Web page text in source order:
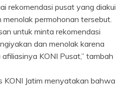
rekomendasi pusat yang diakui
menolak permohonan tersebut.
untuk minta rekomendasi
dan menolak karena
KONI Pusat,” tambah
KONI Jatim menyatakan bahwa